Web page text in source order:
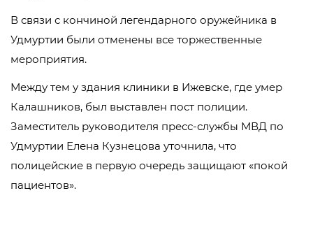
В связи с кончиной легендарного оружейника в
Удмуртии были отменены все торжественные
мероприятия.
Между тем у здания клиники в Ижевске, где умер
Калашников, был выставлен пост полиции.
Заместитель руководителя пресс-службы МВД по
Удмуртии Елена Кузнецова уточнила, что
полицейские в первую очередь защищают «покой
пациентов».